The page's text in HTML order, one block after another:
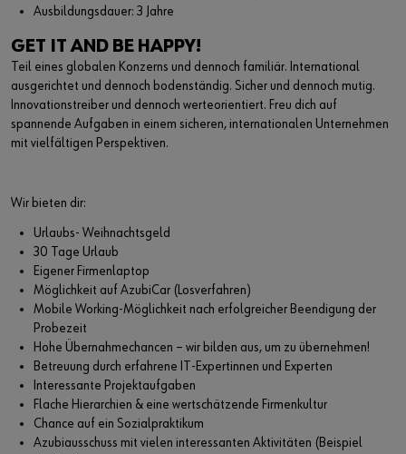
Ausbildungsdauer: 3 Jahre
GET IT AND BE HAPPY!
Teil eines globalen Konzerns und dennoch familiär. International
ausgerichtet und dennoch bodenständig. Sicher und dennoch mutig.
Innovationstreiber und dennoch werteorientiert. Freu dich auf
spannende Aufgaben in einem sicheren, internationalen Unternehmen
mit vielfältigen Perspektiven.
Wir bieten dir:
Urlaubs- Weihnachtsgeld
30 Tage Urlaub
Eigener Firmenlaptop
Möglichkeit auf AzubiCar (Losverfahren)
Mobile Working-Möglichkeit nach erfolgreicher Beendigung der
Probezeit
Hohe Übernahmechancen – wir bilden aus, um zu übernehmen!
Betreuung durch erfahrene IT-Expertinnen und Experten
Interessante Projektaufgaben
Flache Hierarchien & eine wertschätzende Firmenkultur
Chance auf ein Sozialpraktikum
Azubiausschuss mit vielen interessanten Aktivitäten (Beispiel